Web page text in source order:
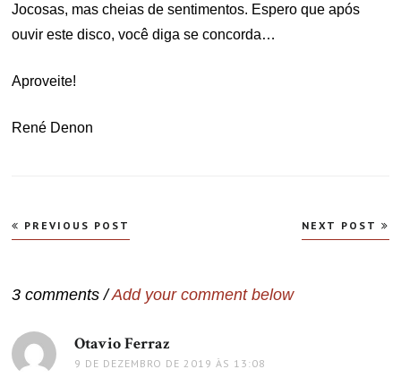
Jocosas, mas cheias de sentimentos. Espero que após
ouvir este disco, você diga se concorda…
Aproveite!
René Denon
Navegação
de
PREVIOUS POST NEXT POST
3 comments /Add your comment below
Otavio Ferraz
9 DE DEZEMBRO DE 2019 ÀS 13:08